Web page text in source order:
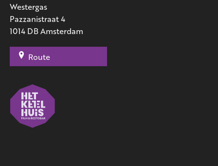
Westergas
Pazzanistraat 4
1014 DB Amsterdam
Route